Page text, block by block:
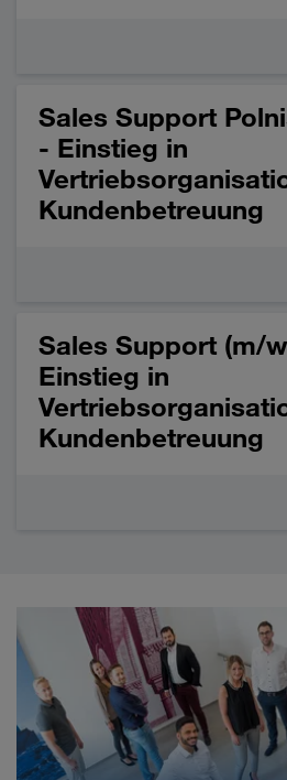
Sales Support
- Einstieg in
Kundenbetreuung
Sales Support (m/
Einstieg in
Kundenbetreuung